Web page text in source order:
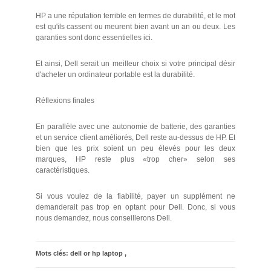
HP a une réputation terrible en termes de durabilité, et le mot
est qu'ils cassent ou meurent bien avant un an ou deux. Les
garanties sont donc essentielles ici.
Et ainsi, Dell serait un meilleur choix si votre principal désir
d'acheter un ordinateur portable est la durabilité.
Réflexions finales
En parallèle avec une autonomie de batterie, des garanties
et un service client améliorés, Dell reste au-dessus de HP. Et
bien que les prix soient un peu élevés pour les deux
marques, HP reste plus «trop cher» selon ses
caractéristiques.
Si vous voulez de la fiabilité, payer un supplément ne
demanderait pas trop en optant pour Dell. Donc, si vous
nous demandez, nous conseillerons Dell.
Mots clés: dell or hp laptop ,